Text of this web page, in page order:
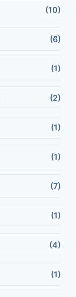
(10)
(6)
(1)
(2)
(1)
(1)
(7)
(1)
(4)
(1)